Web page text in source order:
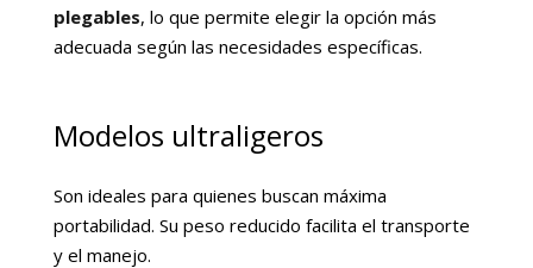
plegables, lo que permite elegir la opción más
adecuada según las necesidades específicas.
Modelos ultraligeros
Son ideales para quienes buscan máxima
portabilidad. Su peso reducido facilita el transporte
y el manejo.